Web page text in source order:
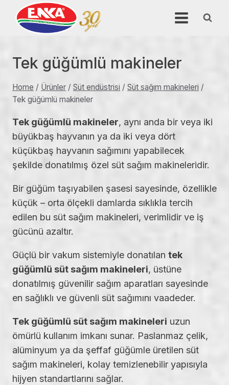
content
Tek güğümlü makineler
Home / Ürünler / Süt endüstrisi / Süt sağım makineleri /
Tek güğümlü makineler
Tek güğümlü makineler, aynı anda bir veya iki
büyükbaş hayvanın ya da iki veya dört
küçükbaş hayvanın sağımını yapabilecek
şekilde donatılmış özel süt sağım makineleridir.
Bir güğüm taşıyabilen şasesi sayesinde, özellikle
küçük – orta ölçekli damlarda sıklıkla tercih
edilen bu süt sağım makineleri, verimlidir ve iş
gücünü azaltır.
Güçlü bir vakum sistemiyle donatılan tek
güğümlü süt sağım makineleri, üstüne
donatılmış güvenilir sağım aparatları sayesinde
en sağlıklı ve güvenli süt sağımını vaadeder.
Tek güğümlü süt sağım makineleri uzun
ömürlü kullanım imkanı sunar. Paslanmaz çelik,
alüminyum ya da şeffaf güğümle üretilen süt
sağım makineleri, kolay temizlenebilir yapısıyla
hijyen standartlarını sağlar.